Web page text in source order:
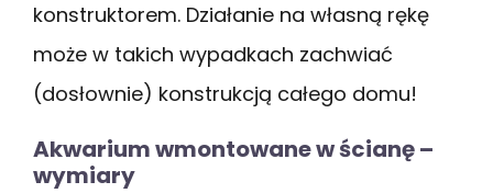
konstruktorem. Działanie na własną rękę
może w takich wypadkach zachwiać
(dosłownie) konstrukcją całego domu!
Akwarium wmontowane w ścianę –
wymiary